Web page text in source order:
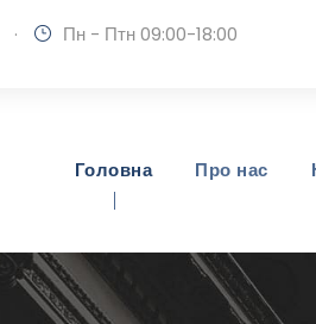
· Пн - Птн 09:00-18:00
Головна Про нас